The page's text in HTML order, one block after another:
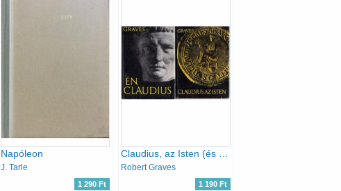
Napóleon
J. Tarle
1 290 Ft
Robert Graves
1 190 Ft